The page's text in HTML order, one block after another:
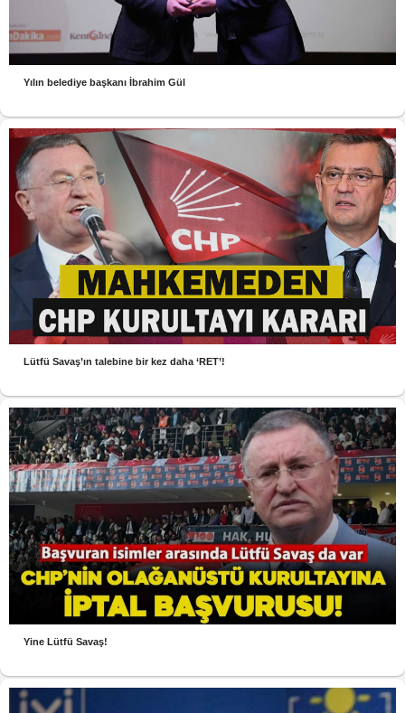
Yılın belediye başkanı İbrahim Gül
Lütfü Savaş’ın talebine bir kez daha ‘RET’!
Yine Lütfü Savaş!